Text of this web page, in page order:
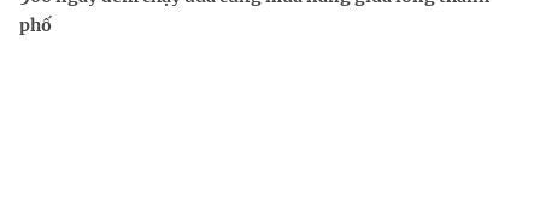
phố